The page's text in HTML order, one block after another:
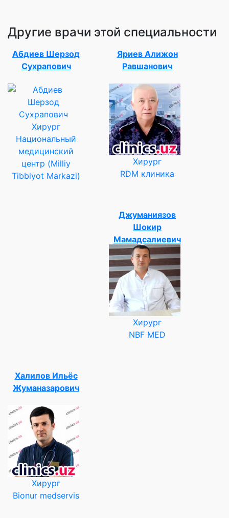
Другие врачи этой специальности
Абдиев Шерзод
Сухрапович
Хирург
Национальный
медицинский
центр (Milliy
Tibbiyot Markazi)
Яриев Алижон
Равшанович
Хирург
RDM клиника
Джуманиязов
Шокир
Мамадсалиевич
Хирург
NBF MED
Халилов Ильёс
Жуманазарович
Хирург
Bionur medservis